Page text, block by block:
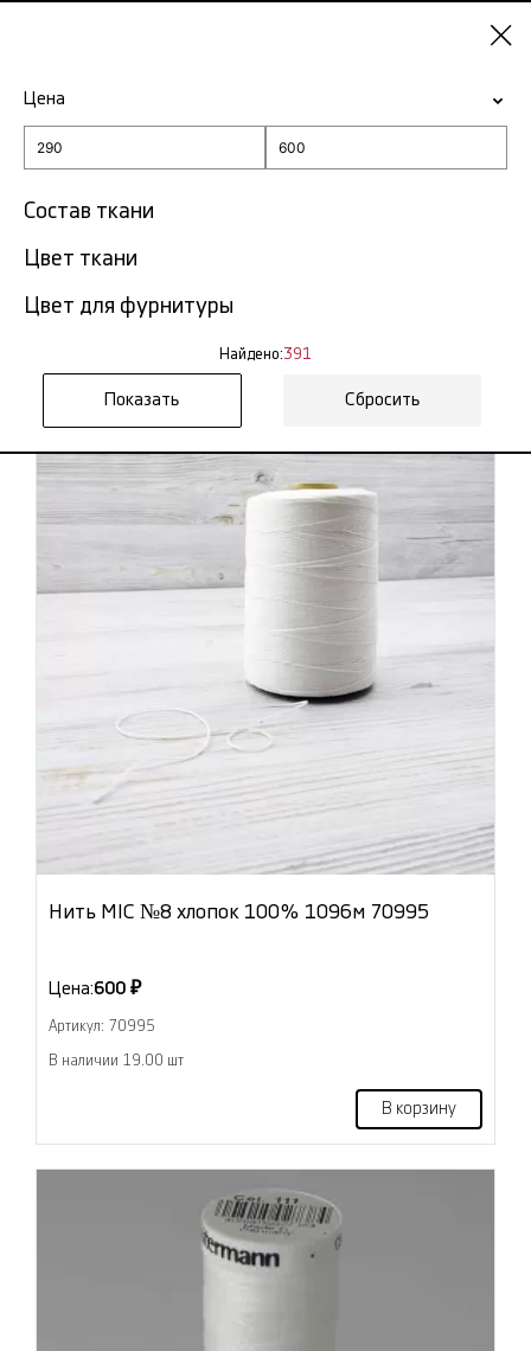
-15% на ткани по промокоду NY15
Нитки швейные в
Красноярске
Показать все
Цена
Состав ткани
Цвет ткани
Цвет для фурнитуры
Найдено:391
Сбросить
Нить MIC №8 хлопок 100% 1096м 70995
Цена:600 ₽
Артикул: 70995
В наличии 19.00 шт
В корзину